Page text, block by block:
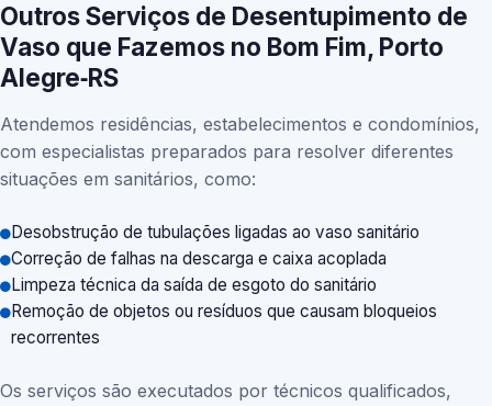
Outros Serviços de Desentupimento de
Vaso que Fazemos no Bom Fim, Porto
Alegre‑RS
Atendemos residências, estabelecimentos e condomínios,
com especialistas preparados para resolver diferentes
situações em sanitários, como:
Desobstrução de tubulações ligadas ao vaso sanitário
Correção de falhas na descarga e caixa acoplada
Limpeza técnica da saída de esgoto do sanitário
Remoção de objetos ou resíduos que causam bloqueios
recorrentes
Os serviços são executados por técnicos qualificados,